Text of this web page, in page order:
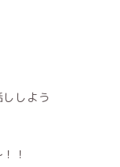
しよう
！